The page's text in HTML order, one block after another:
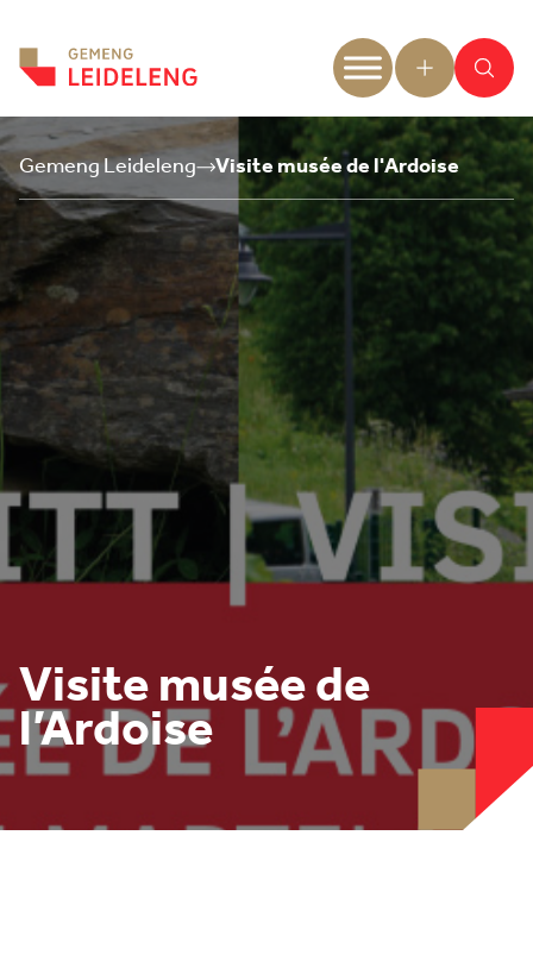
Gemeng Leideleng Visite musée de l'Ardoise
Visite musée de
l’Ardoise